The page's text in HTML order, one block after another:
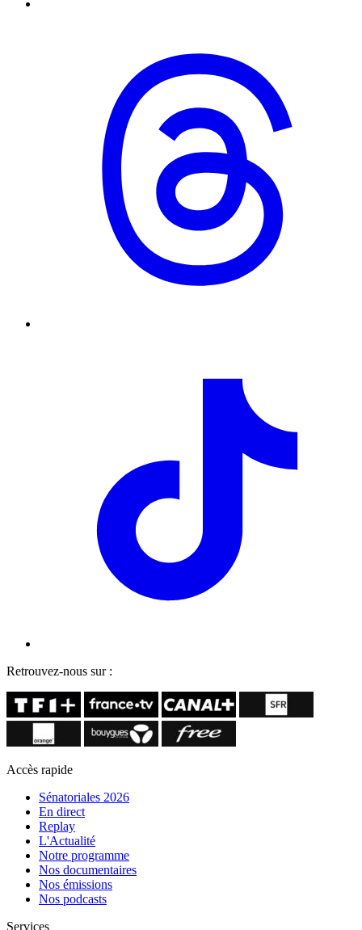
Retrouvez-nous sur :
Accès rapide
Sénatoriales 2026
En direct
Replay
L'Actualité
Notre programme
Nos documentaires
Nos émissions
Nos podcasts
Services